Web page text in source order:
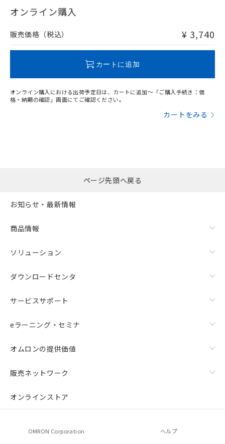
在庫等で未対応品が混在する可能性があります。
問い合わせください。
オンライン購入
販売価格（税込） ¥ 3,740
カートに追加
オンライン購入における出荷予定日は、カートに追加～「ご購入手続き：価
格・納期の確認」画面にてご確認ください。
カートをみる
ページ先頭へ戻る
お知らせ・最新情報
商品情報
ソリューション
ダウンロードセンタ
サービスサポート
eラーニング・セミナ
オムロンの提供価値
販売ネットワーク
オンラインストア
OMRON Corporation ヘルプ